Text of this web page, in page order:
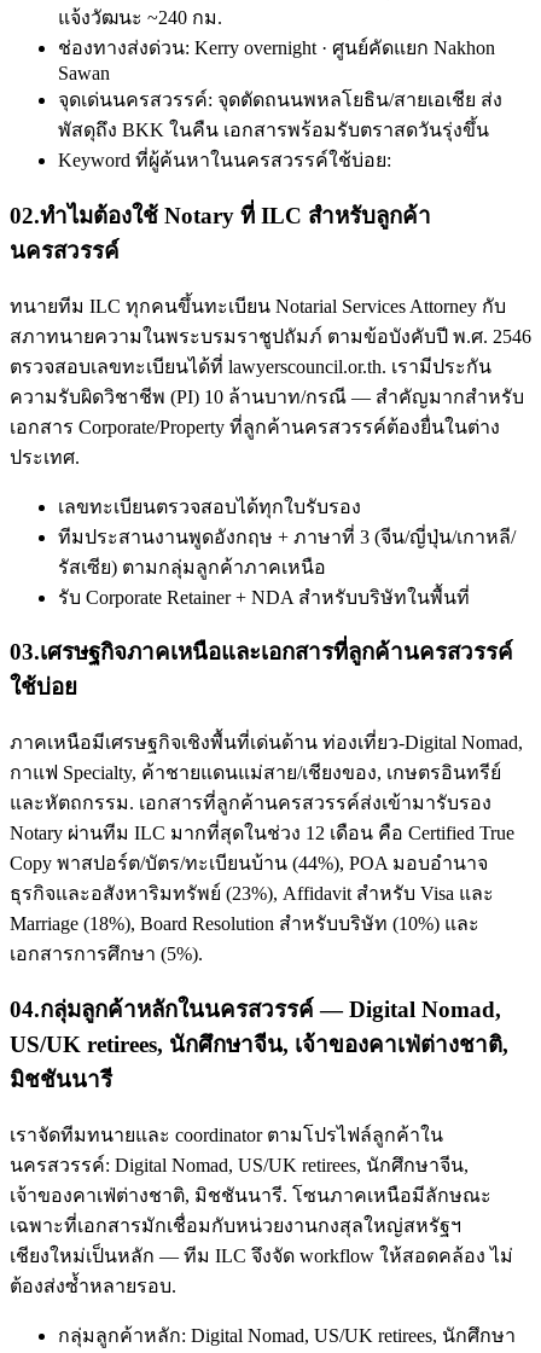
แจ้งวัฒนะ ~240 กม.
ช่องทางส่งด่วน: Kerry overnight · ศูนย์คัดแยก Nakhon
Sawan
จุดเด่นนครสวรรค์: จุดตัดถนนพหลโยธิน/สายเอเชีย ส่ง
พัสดุถึง BKK ในคืน เอกสารพร้อมรับตราสดวันรุ่งขึ้น
Keyword ที่ผู้ค้นหาในนครสวรรค์ใช้บ่อย:
02.ทำไมต้องใช้ Notary ที่ ILC สำหรับลูกค้า
นครสวรรค์
ทนายทีม ILC ทุกคนขึ้นทะเบียน Notarial Services Attorney กับ
สภาทนายความในพระบรมราชูปถัมภ์ ตามข้อบังคับปี พ.ศ. 2546
ตรวจสอบเลขทะเบียนได้ที่ lawyerscouncil.or.th. เรามีประกัน
ความรับผิดวิชาชีพ (PI) 10 ล้านบาท/กรณี — สำคัญมากสำหรับ
เอกสาร Corporate/Property ที่ลูกค้านครสวรรค์ต้องยื่นในต่าง
ประเทศ.
เลขทะเบียนตรวจสอบได้ทุกใบรับรอง
ทีมประสานงานพูดอังกฤษ + ภาษาที่ 3 (จีน/ญี่ปุ่น/เกาหลี/
รัสเซีย) ตามกลุ่มลูกค้าภาคเหนือ
รับ Corporate Retainer + NDA สำหรับบริษัทในพื้นที่
03.เศรษฐกิจภาคเหนือและเอกสารที่ลูกค้านครสวรรค์
ใช้บ่อย
ภาคเหนือมีเศรษฐกิจเชิงพื้นที่เด่นด้าน ท่องเที่ยว-Digital Nomad,
กาแฟ Specialty, ค้าชายแดนแม่สาย/เชียงของ, เกษตรอินทรีย์
และหัตถกรรม. เอกสารที่ลูกค้านครสวรรค์ส่งเข้ามารับรอง
Notary ผ่านทีม ILC มากที่สุดในช่วง 12 เดือน คือ Certified True
Copy พาสปอร์ต/บัตร/ทะเบียนบ้าน (44%), POA มอบอำนาจ
ธุรกิจและอสังหาริมทรัพย์ (23%), Affidavit สำหรับ Visa และ
Marriage (18%), Board Resolution สำหรับบริษัท (10%) และ
เอกสารการศึกษา (5%).
04.กลุ่มลูกค้าหลักในนครสวรรค์ — Digital Nomad,
US/UK retirees, นักศึกษาจีน, เจ้าของคาเฟ่ต่างชาติ,
มิชชันนารี
เราจัดทีมทนายและ coordinator ตามโปรไฟล์ลูกค้าใน
นครสวรรค์: Digital Nomad, US/UK retirees, นักศึกษาจีน,
เจ้าของคาเฟ่ต่างชาติ, มิชชันนารี. โซนภาคเหนือมีลักษณะ
เฉพาะที่เอกสารมักเชื่อมกับหน่วยงานกงสุลใหญ่สหรัฐฯ
เชียงใหม่เป็นหลัก — ทีม ILC จึงจัด workflow ให้สอดคล้อง ไม่
ต้องส่งซ้ำหลายรอบ.
กลุ่มลูกค้าหลัก: Digital Nomad, US/UK retirees, นักศึกษา